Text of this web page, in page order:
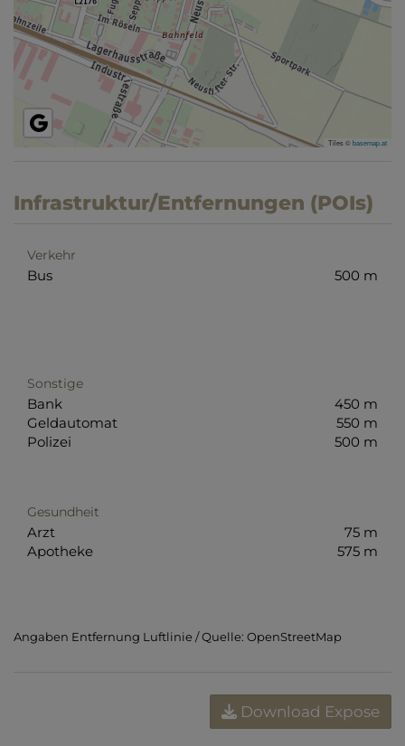
Tiles ©basemap.at
Infrastruktur/Entfernungen (POIs)
Verkehr
Bus 500 m
Sonstige
Bank
450 m
Geldautomat
550 m
Polizei
500 m
Gesundheit
Arzt
75 m
Apotheke
575 m
Angaben Entfernung Luftlinie / Quelle: OpenStreetMap
Download Expose